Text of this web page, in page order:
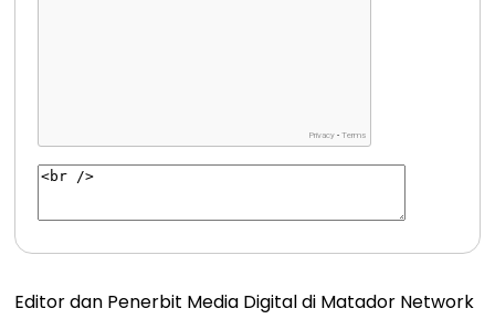
Editor dan Penerbit Media Digital di Matador Network